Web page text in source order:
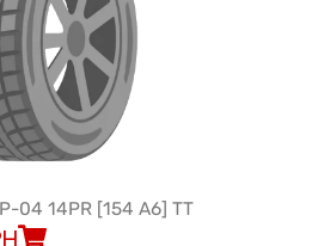
04 14PR [154 A6] TT